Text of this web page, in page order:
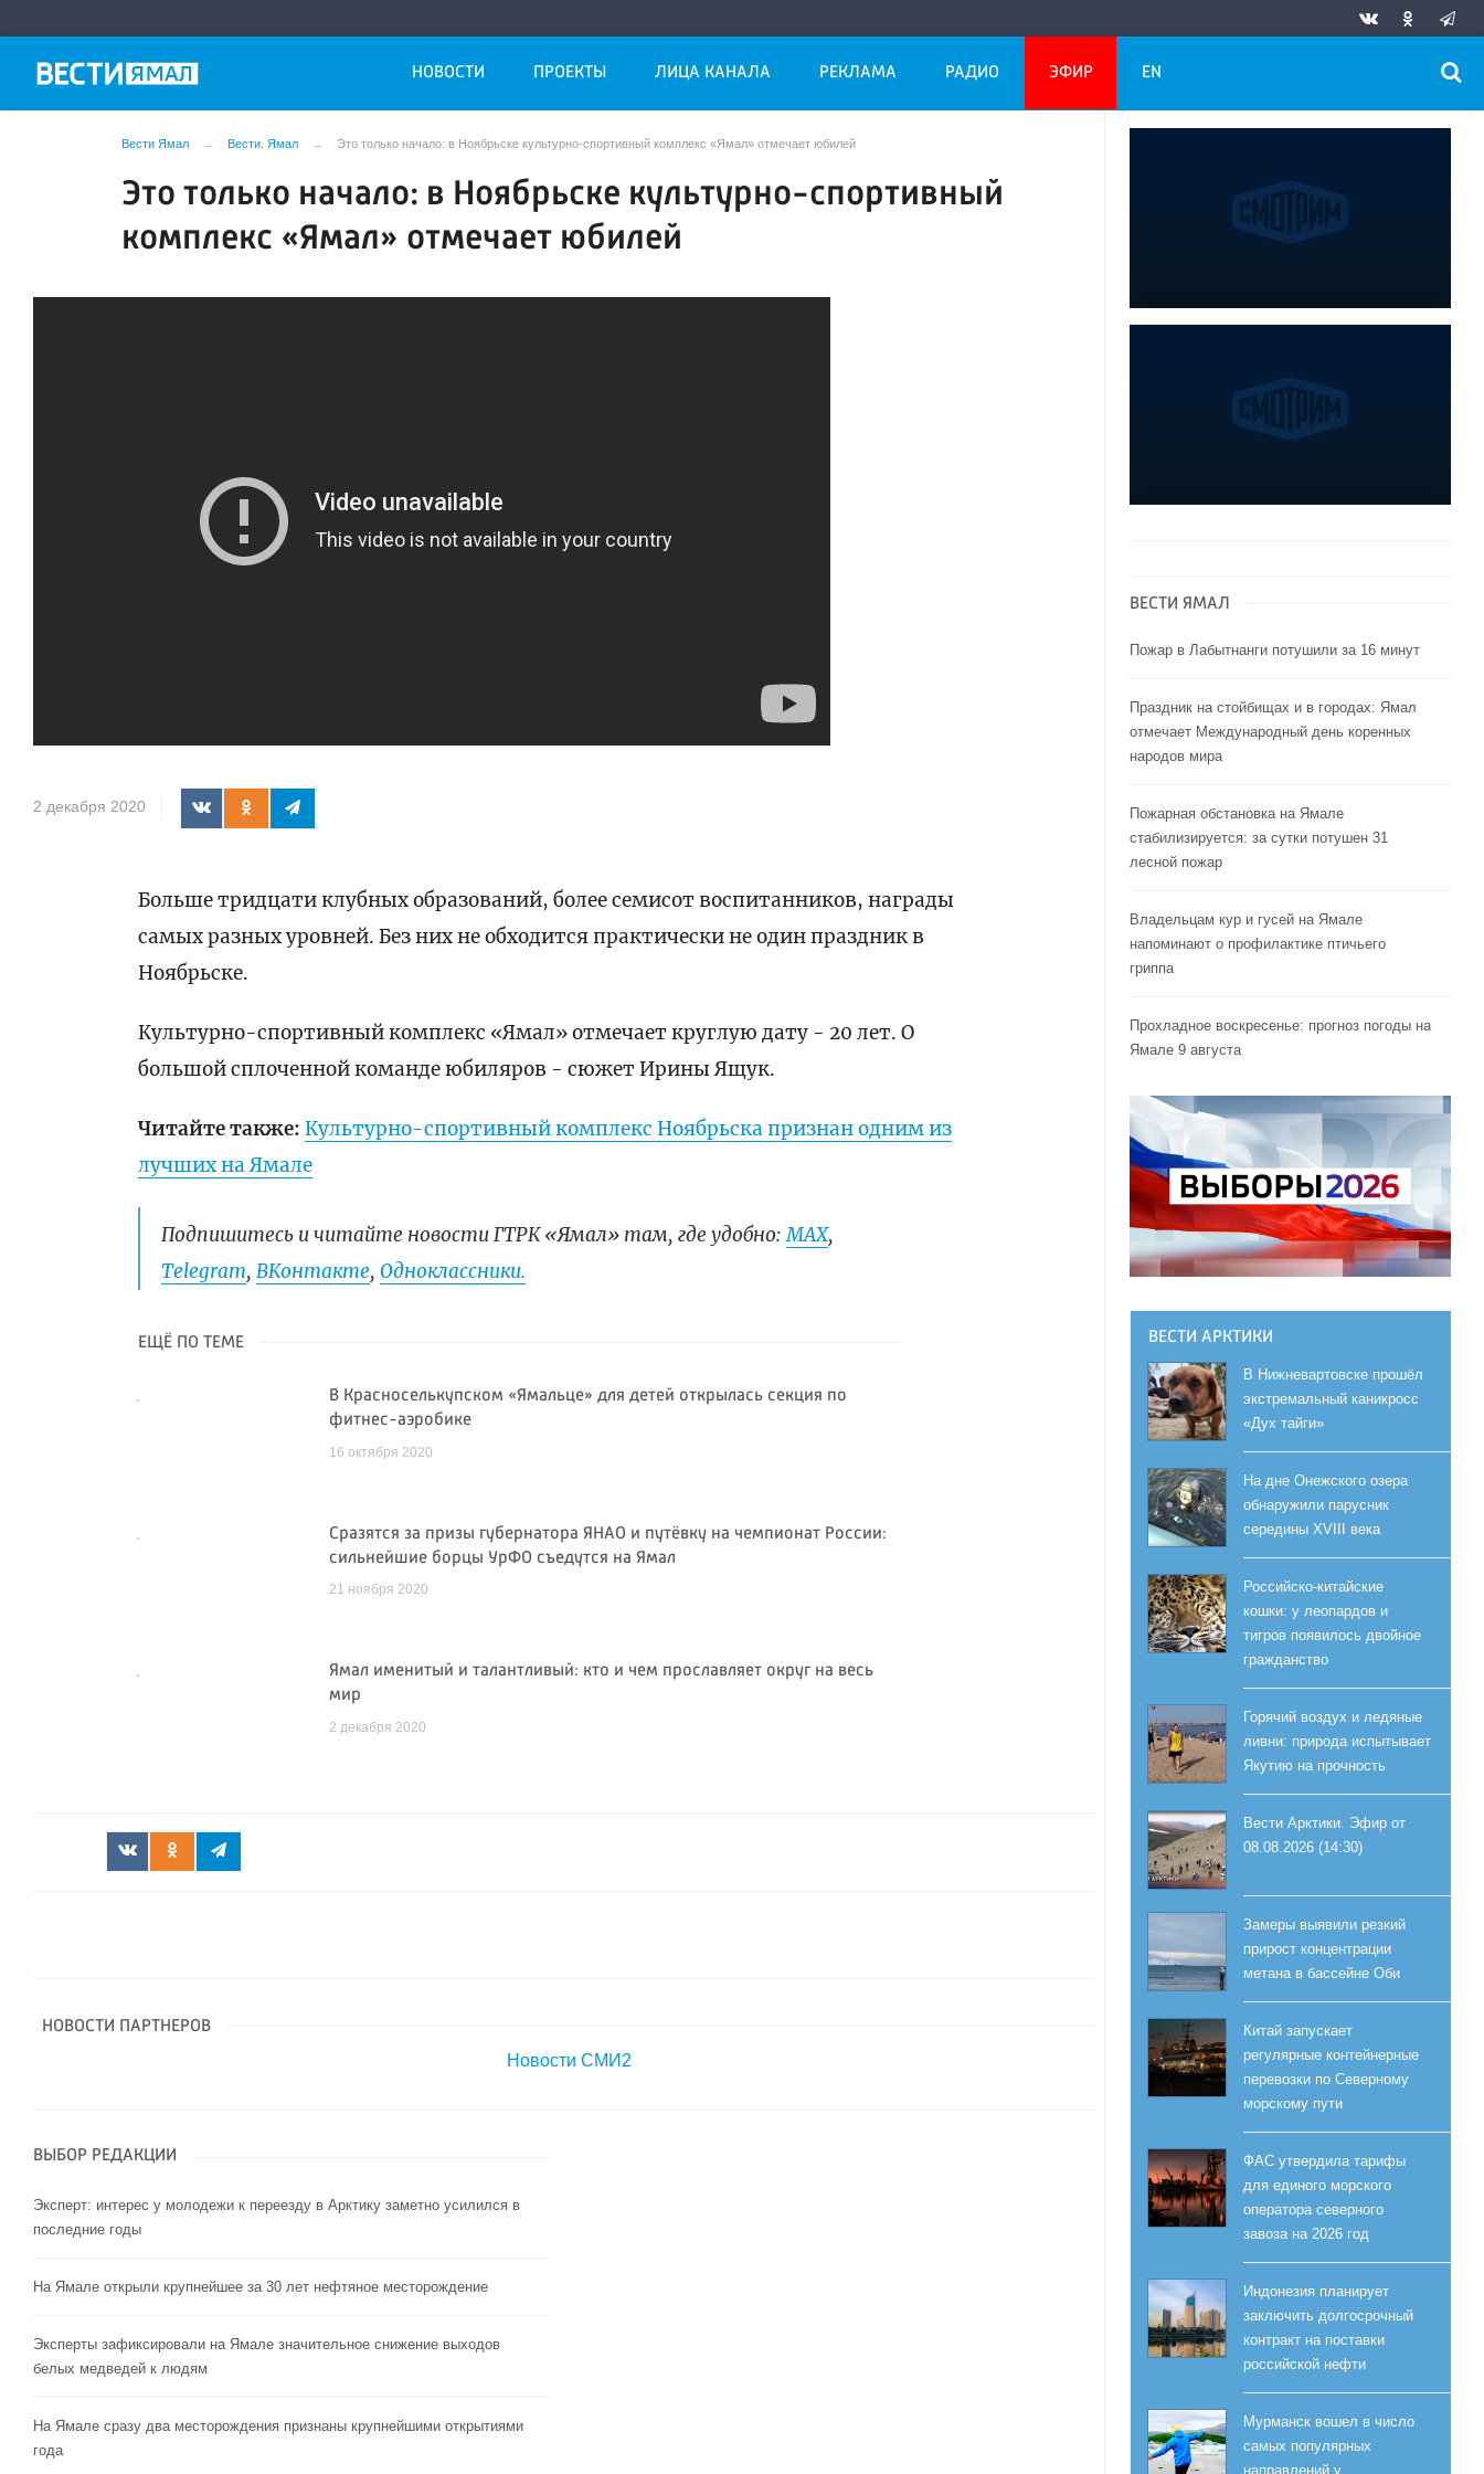
НОВОСТИ ПРОЕКТЫ ЛИЦА КАНАЛА РЕКЛАМА РАДИО ЭФИР EN
Вести Ямал Вести. Ямал Это только начало: в Ноябрьске культурно-спортивный комплекс «Ямал» отмечает юбилей
Это только начало: в Ноябрьске культурно-спортивный
комплекс «Ямал» отмечает юбилей
2 декабря 2020
Больше тридцати клубных образований, более семисот воспитанников, награды
самых разных уровней. Без них не обходится практически не один праздник в
Ноябрьске.
Культурно-спортивный комплекс «Ямал» отмечает круглую дату - 20 лет. О
большой сплоченной команде юбиляров - сюжет Ирины Ящук.
Читайте также:Культурно-спортивный комплекс Ноябрьска признан одним из
лучших на Ямале
Подпишитесь и читайте новости ГТРК «Ямал» там, где удобно:МАХ,
Telegram,ВКонтакте,Одноклассники.
ЕЩЁ ПО ТЕМЕ
В Красноселькупском «Ямальце» для детей открылась секция по
фитнес-аэробике
16 октября 2020
Сразятся за призы губернатора ЯНАО и путёвку на чемпионат России:
сильнейшие борцы УрФО съедутся на Ямал
21 ноября 2020
Ямал именитый и талантливый: кто и чем прославляет округ на весь
мир
2 декабря 2020
НОВОСТИ ПАРТНЕРОВ
Новости СМИ2
ВЫБОР РЕДАКЦИИ
Эксперт: интерес у молодежи к переезду в Арктику заметно усилился в
последние годы
На Ямале открыли крупнейшее за 30 лет нефтяное месторождение
Эксперты зафиксировали на Ямале значительное снижение выходов
белых медведей к людям
На Ямале сразу два месторождения признаны крупнейшими открытиями
года
ВЕСТИ ЯМАЛ
Пожар в Лабытнанги потушили за 16 минут
Праздник на стойбищах и в городах: Ямал
отмечает Международный день коренных
народов мира
Пожарная обстановка на Ямале
стабилизируется: за сутки потушен 31
лесной пожар
Владельцам кур и гусей на Ямале
напоминают o профилактике птичьего
гриппа
Прохладное воскресенье: прогноз погоды на
Ямале 9 августа
ВЕСТИ АРКТИКИ
В Нижневартовске прошёл
экстремальный каникросс
«Дух тайги»
На дне Онежского озера
обнаружили парусник
середины XVIII века
Российско-китайские
кошки: у леопардов и
тигров появилось двойное
гражданство
Горячий воздух и ледяные
ливни: природа испытывает
Якутию на прочность
Вести Арктики. Эфир от
08.08.2026 (14:30)
Замеры выявили резкий
прирост концентрации
метана в бассейне Оби
Китай запускает
регулярные контейнерные
перевозки по Северному
морскому пути
ФАС утвердила тарифы
для единого морского
оператора северного
завоза на 2026 год
Индонезия планирует
заключить долгосрочный
контракт на поставки
российской нефти
Мурманск вошел в число
самых популярных
направлений у